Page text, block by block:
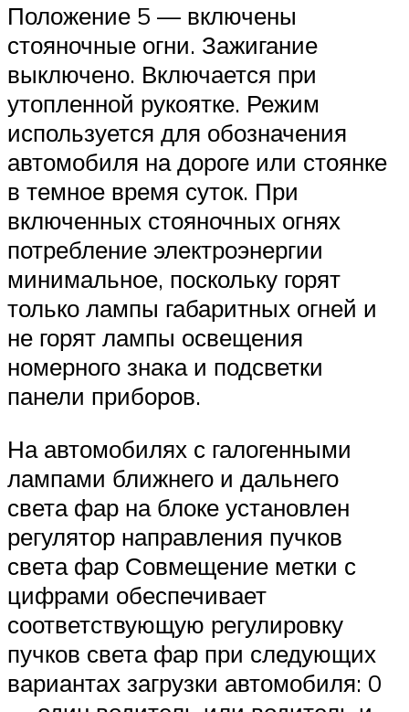
Положение 5 — включены
стояночные огни. Зажигание
выключено. Включается при
утопленной рукоятке. Режим
используется для обозначения
автомобиля на дороге или стоянке
в темное время суток. При
включенных стояночных огнях
потребление электроэнергии
минимальное, поскольку горят
только лампы габаритных огней и
не горят лампы освещения
номерного знака и подсветки
панели приборов.
На автомобилях с галогенными
лампами ближнего и дальнего
света фар на блоке установлен
регулятор направления пучков
света фар Совмещение метки с
цифрами обеспечивает
соответствующую регулировку
пучков света фар при следующих
вариантах загрузки автомобиля: 0